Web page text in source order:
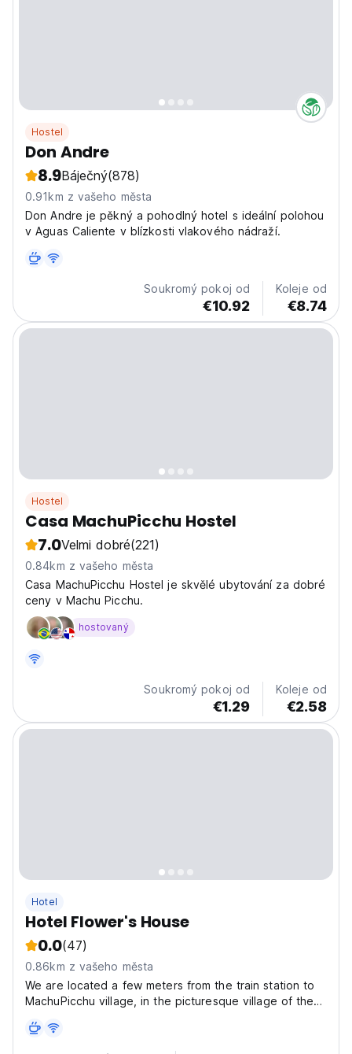
Hostel
Don Andre
8.9Báječný(878)
0.91km z vašeho města
Don Andre je pěkný a pohodlný hotel s ideální polohou
v Aguas Caliente v blízkosti vlakového nádraží.
Soukromý pokoj od
€10.92
Koleje od
€8.74
Hostel
Casa MachuPicchu Hostel
7.0Velmi dobré(221)
0.84km z vašeho města
Casa MachuPicchu Hostel je skvělé ubytování za dobré
ceny v Machu Picchu.
hostovaný
Soukromý pokoj od
€1.29
Koleje od
€2.58
Hotel
Hotel Flower's House
0.0(47)
0.86km z vašeho města
We are located a few meters from the train station to
MachuPicchu village, in the picturesque village of the
prepare for the greatest experience of their lives
during their visit to the Inca citadel of MachuPicchu,...